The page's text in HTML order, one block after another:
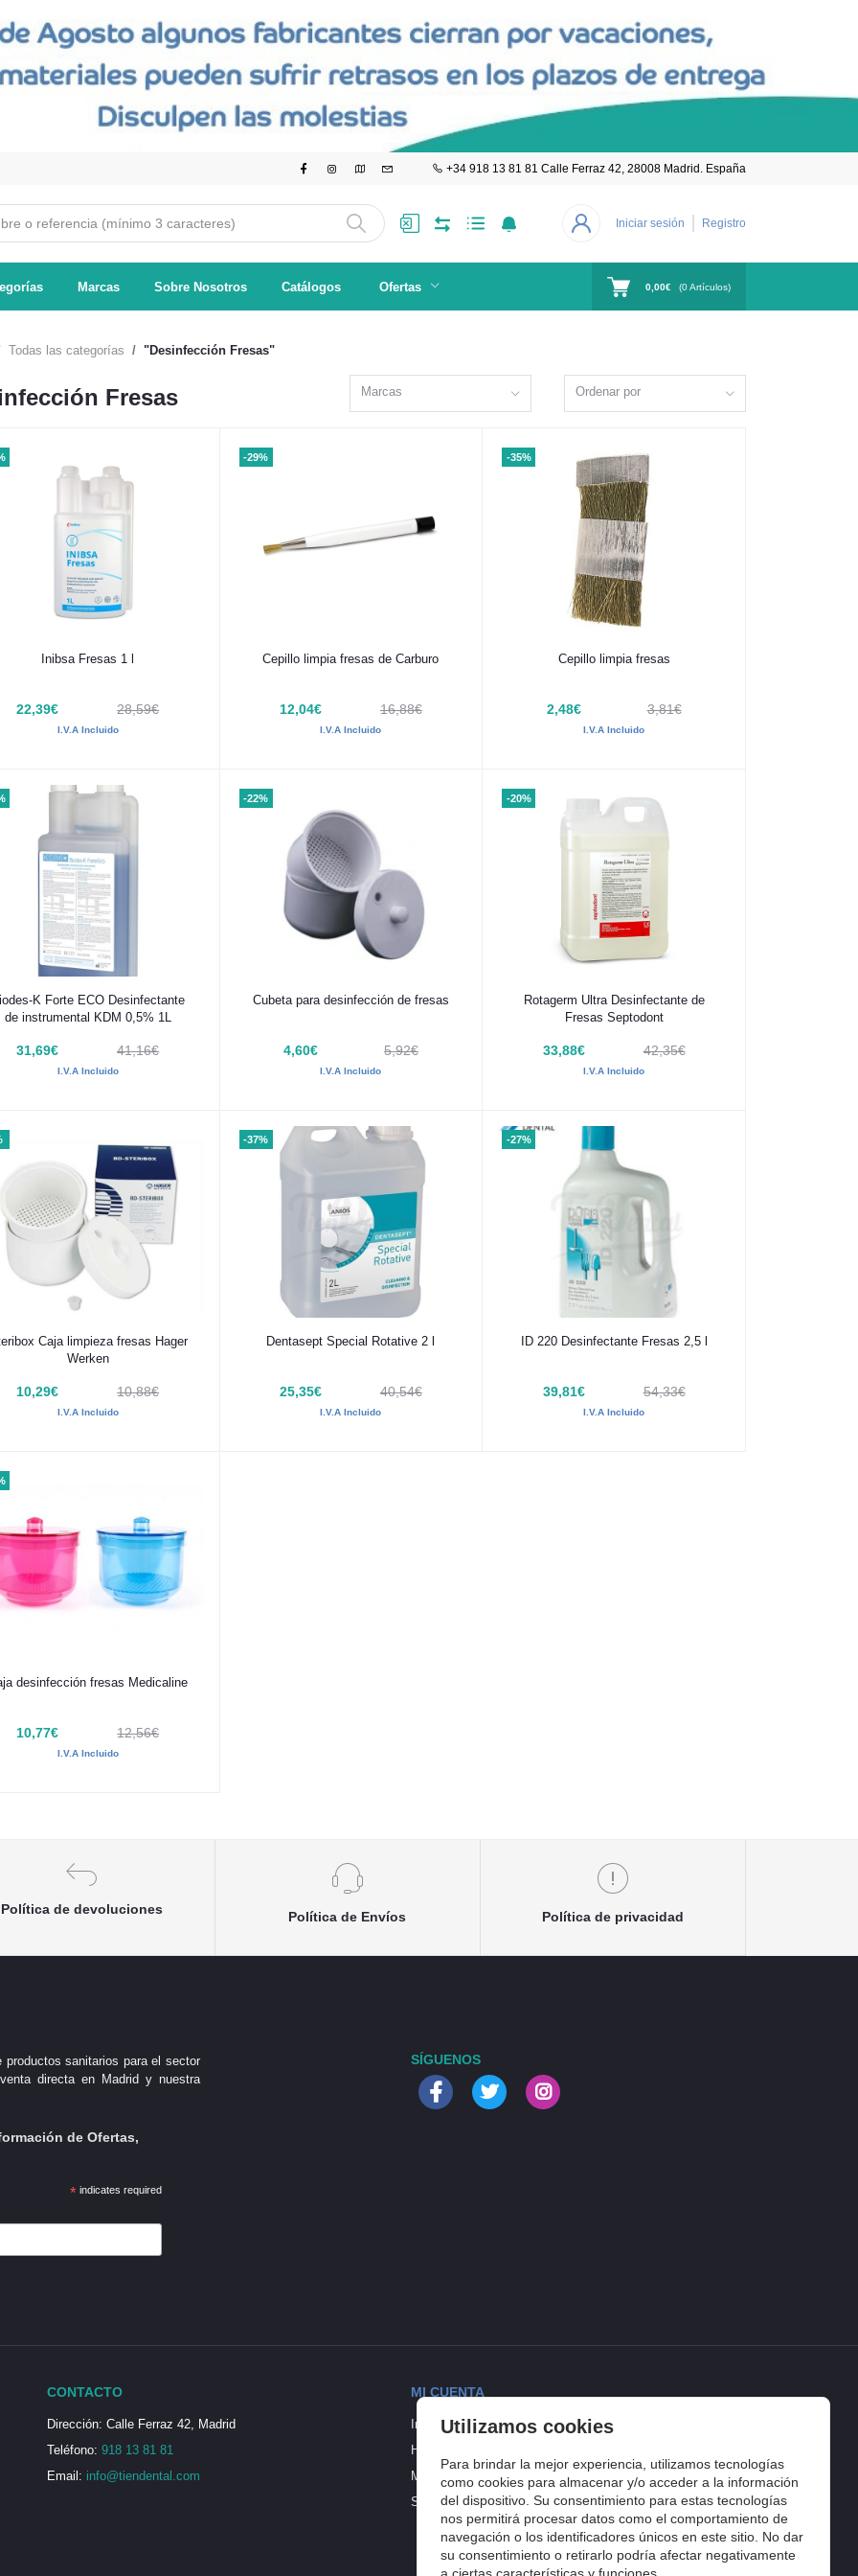
+34 918 13 81 81 Calle Ferraz 42, 28008 Madrid. España
Iniciar sesión Registro
Marcas Sobre Nosotros Catálogos Ofertas 0,00€ (0Artículos)
Todas las categorías "Desinfección Fresas"
Fresas Marcas Ordenar por
Añadir al carrito
Inibsa Fresas 1 l
22,39€ 28,59€
I.V.A Incluido
-29%
Añadir al carrito
Cepillo limpia fresas de Carburo
12,04€ 16,88€
I.V.A Incluido
-35%
Añadir al carrito
Cepillo limpia fresas
2,48€ 3,81€
I.V.A Incluido
Añadir al carrito
K Forte ECO Desinfectante
de instrumental KDM 0,5% 1L
31,69€ 41,16€
I.V.A Incluido
-22%
Añadir al carrito
Cubeta para desinfección de fresas
4,60€ 5,92€
I.V.A Incluido
-20%
Añadir al carrito
Rotagerm Ultra Desinfectante de
Fresas Septodont
33,88€ 42,35€
I.V.A Incluido
Añadir al carrito
Caja limpieza fresas Hager
Werken
10,29€ 10,88€
I.V.A Incluido
-37%
Añadir al carrito
Dentasept Special Rotative 2 l
25,35€ 40,54€
I.V.A Incluido
-27%
Añadir al carrito
ID 220 Desinfectante Fresas 2,5 l
39,81€ 54,33€
I.V.A Incluido
Añadir al carrito
desinfección fresas Medicaline
10,77€ 12,56€
I.V.A Incluido
Política de devoluciones
Política de Envíos Política de privacidad
sanitarios para el sector
directa en Madrid y nuestra
de Ofertas,
* indicates required
SÍGUENOS
CONTACTO
Dirección: Calle Ferraz 42, Madrid
Teléfono: 918 13 81 81
Email: info@tiendental.com
MI CUENTA
Iniciar sesión
Historial de pedidos
Mi lista de compra
Seguimiento del pedido
Utilizamos cookies
Para brindar la mejor experiencia, utilizamos tecnologías
como cookies para almacenar y/o acceder a la información
del dispositivo. Su consentimiento para estas tecnologías
nos permitirá procesar datos como el comportamiento de
navegación o los identificadores únicos en este sitio. No dar
su consentimiento o retirarlo podría afectar negativamente